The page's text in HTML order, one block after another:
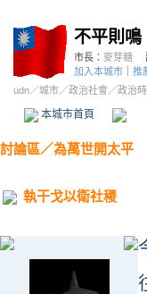
不平則鳴
市長： 麥芽糖
加入本城市
推
udn／城市／政治社會 ／政治
本城市首頁
討論區／為萬世開太平
執干戈以衛社稷